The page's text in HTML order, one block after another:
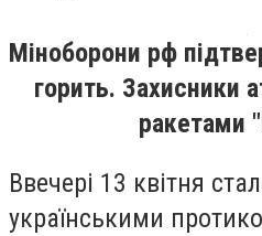
Міноборони рф
горить. Захисники
ракетами
Ввечері 13 квітня
українськими